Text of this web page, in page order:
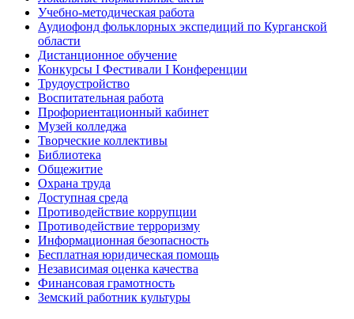
Учебно-методическая работа
Аудиофонд фольклорных экспедиций по Курганской
области
Дистанционное обучение
Конкурсы I Фестивали I Конференции
Трудоустройство
Воспитательная работа
Профориентационный кабинет
Музей колледжа
Творческие коллективы
Библиотека
Общежитие
Охрана труда
Доступная среда
Противодействие коррупции
Противодействие терроризму
Информационная безопасность
Бесплатная юридическая помощь
Независимая оценка качества
Финансовая грамотность
Земский работник культуры